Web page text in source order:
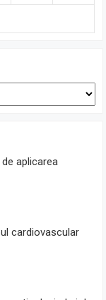
aplicarea
cardiovascular